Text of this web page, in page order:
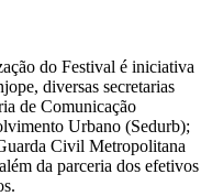
do Festival é iniciativa
diversas secretarias
de Comunicação
Urbano (Sedurb);
Civil Metropolitana
da parceria dos efetivos